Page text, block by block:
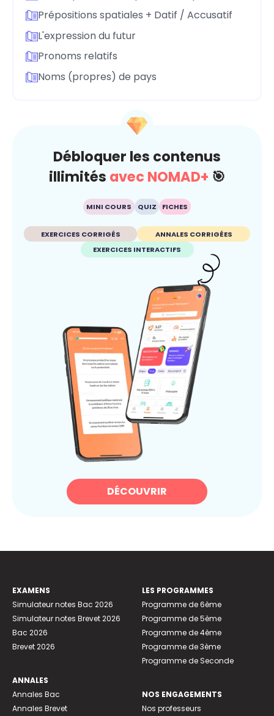
Prépositions spatiales + Datif / Accusatif
L'expression du futur
Pronoms relatifs
Noms (propres) de pays
Débloquer les contenus
illimités avec NOMAD+ 🎯
MINI COURS QUIZ FICHES
EXERCICES CORRIGÉS
ANNALES CORRIGÉES
EXERCICES INTERACTIFS
DÉCOUVRIR
EXAMENS
Simulateur notes Bac 2026
Simulateur notes Brevet 2026
Bac 2026
Brevet 2026
ANNALES
Annales Bac
Annales Brevet
LES PROGRAMMES
Programme de 6ème
Programme de 5ème
Programme de 4ème
Programme de 3ème
Programme de Seconde
NOS ENGAGEMENTS
Nos professeurs